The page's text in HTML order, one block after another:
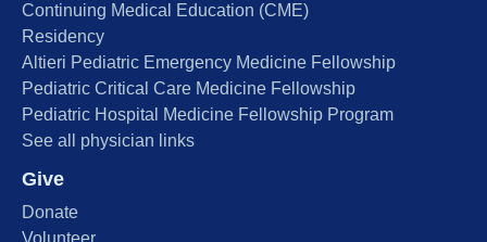
Continuing Medical Education (CME)
Residency
Altieri Pediatric Emergency Medicine Fellowship
Pediatric Critical Care Medicine Fellowship
Pediatric Hospital Medicine Fellowship Program
See all physician links
Give
Donate